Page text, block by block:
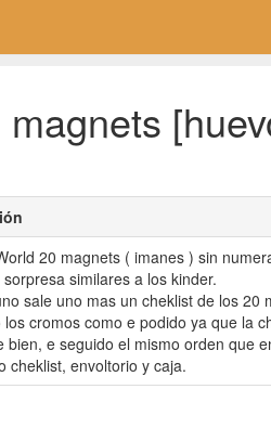
20 magnets ( imanes ) sin
similares a los kinder.
sale uno mas un cheklist de los 20
los cromos como e podido ya que la
bien, e seguido el mismo orden que
cheklist, envoltorio y caja.